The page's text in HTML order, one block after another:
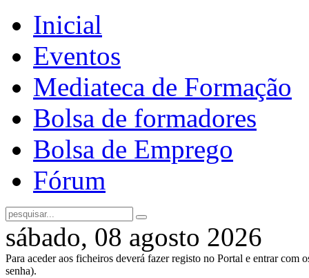
Inicial
Eventos
Mediateca de Formação
Bolsa de formadores
Bolsa de Emprego
Fórum
sábado, 08 agosto 2026
Para aceder aos ficheiros deverá fazer registo no Portal e entrar com
senha).